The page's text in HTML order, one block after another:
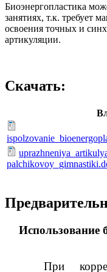
Биоэнергопластика
занятиях, т.к. требует
освоения точных и
артикуляции.
Скачать:
Использование
При